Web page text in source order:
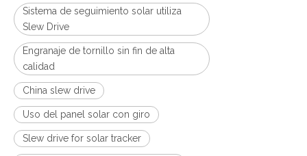
Sistema de seguimiento solar utiliza
Slew Drive
Engranaje de tornillo sin fin de alta
calidad
China slew drive
Uso del panel solar con giro
Slew drive for solar tracker